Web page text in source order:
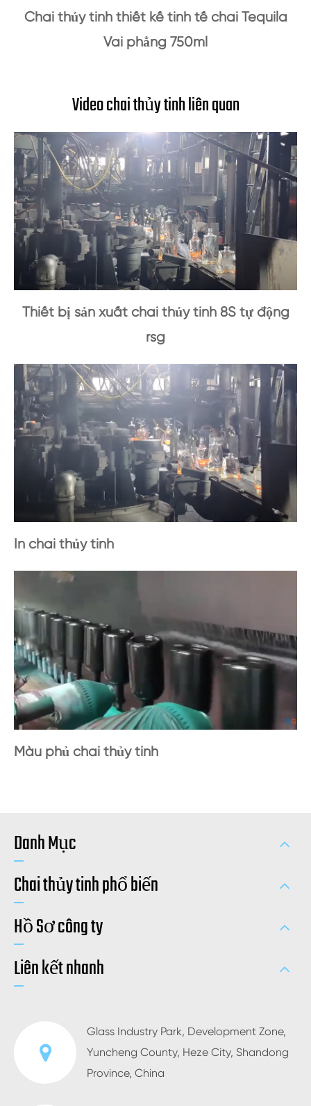
Chai thủy tinh thiết kế tinh tế chai Tequila
Vai phẳng 750ml
Video chai thủy tinh liên quan
Thiết bị sản xuất chai thủy tinh 8S tự động
rsg
In chai thủy tinh
Màu phủ chai thủy tinh
Danh Mục
Chai thủy tinh phổ biến
Hồ Sơ công ty
Liên kết nhanh
Glass Industry Park, Development Zone,
Yuncheng County, Heze City, Shandong
Province, China